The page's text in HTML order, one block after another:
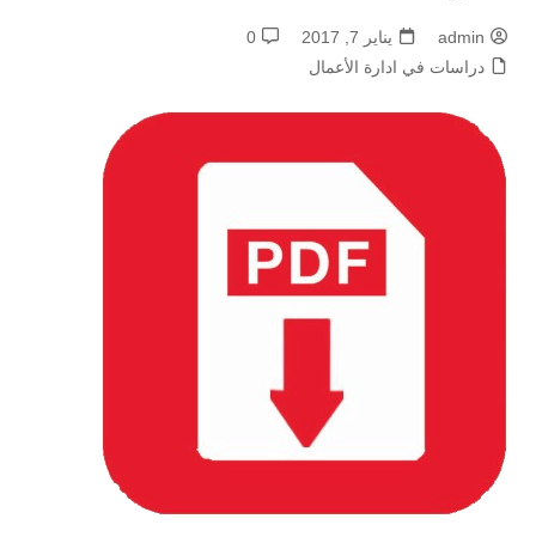
admin يناير 7, 2017
0
دراسات في ادارة الأعمال